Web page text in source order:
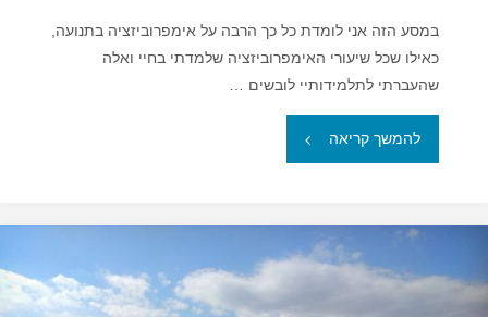
במסע הזה אני לומדת כל כך הרבה על אימפרוביזציה בתנועה,
כאילו שכל שיעורי האימפרוביזציה שלמדתי בחיי ואלה
שהעברתי לתלמידותיי לובשים …
להמשך קריאה "אימפרוביזציה